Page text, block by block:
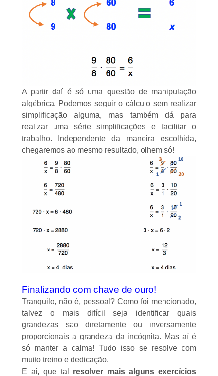
A partir daí é só uma questão de manipulação
algébrica. Podemos seguir o cálculo sem realizar
simplificação alguma, mas também dá para
realizar uma série simplificações e facilitar o
trabalho. Independente da maneira escolhida,
chegaremos ao mesmo resultado, olhem só!
Finalizando com chave de ouro!
Tranquilo, não é, pessoal? Como foi mencionado,
talvez o mais difícil seja identificar quais
grandezas são diretamente ou inversamente
proporcionais a grandeza da incógnita. Mas aí é
só manter a calma! Tudo isso se resolve com
muito treino e dedicação.
E aí, que tal resolver mais alguns exercícios